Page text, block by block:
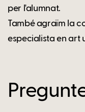
per l'alumnat.
També agraïm la
especialista en art